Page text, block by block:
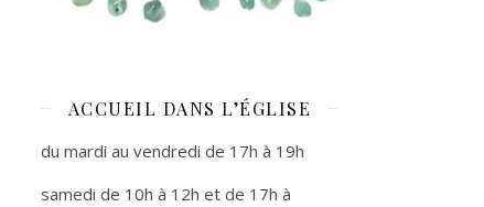
ACCUEIL DANS L’ÉGLISE
du mardi au vendredi de 17h à 19h
samedi de 10h à 12h et de 17h à